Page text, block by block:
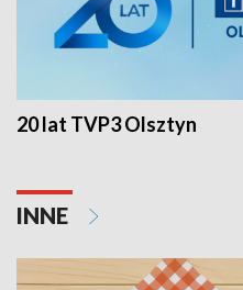
20 lat TVP3 Olsztyn
INNE